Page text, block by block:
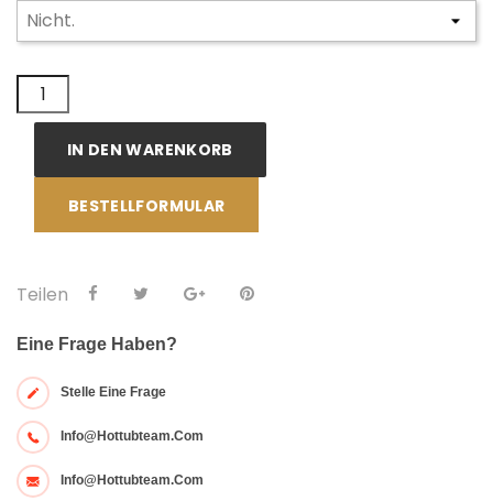
IN DEN WARENKORB
BESTELLFORMULAR
Teilen
Eine Frage Haben?
Stelle Eine Frage
Info@hottubteam.com
Info@hottubteam.com